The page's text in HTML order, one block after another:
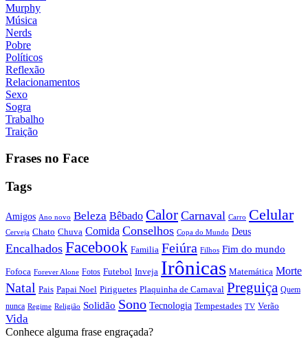
Murphy
Música
Nerds
Pobre
Políticos
Reflexão
Relacionamentos
Sexo
Sogra
Trabalho
Traição
Frases no Face
Tags
Amigos Ano novo Beleza Bêbado Calor Carnaval Carro Celular
Cerveja Chato Chuva Comida Conselhos Copa do Mundo Deus
Encalhados Facebook Familia Feiúra Filhos Fim do mundo
Fofoca Forever Alone Fotos Futebol Inveja Irônicas Matemática Morte
Natal Pais Papai Noel Piriguetes Plaquinha de Carnaval Preguiça Quem
nunca Regime Religião Solidão Sono Tecnologia Tempestades TV Verão
Vida
Conhece alguma frase engraçada?